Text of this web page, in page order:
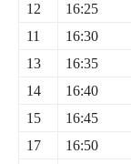
12 16:25
11
16:30
13
16:35
14
16:40
15
16:45
17
16:50